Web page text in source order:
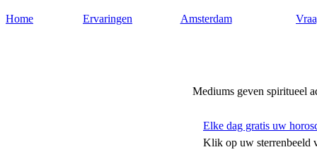
Home Ervaringen Amsterdam
Mediums geven spiritueel
Elke dag gratis uw
Klik op uw sterrenbeeld